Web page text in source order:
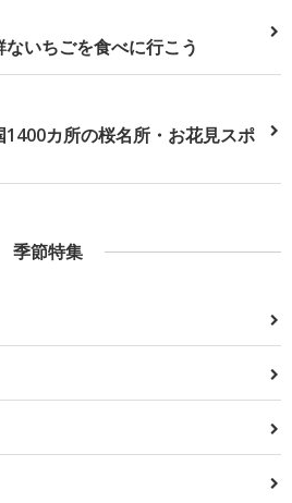
いちごを食べに行こう
1400カ所の桜名所・お花見スポ
季節特集